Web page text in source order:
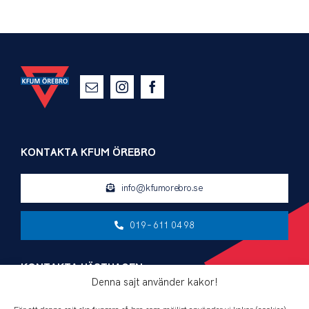
Denna sajt använder kakor!
KONTAKTA KFUM ÖREBRO
info@kfumorebro.se
019 – 611 04 98
KONTAKTA HÄSTHAGEN